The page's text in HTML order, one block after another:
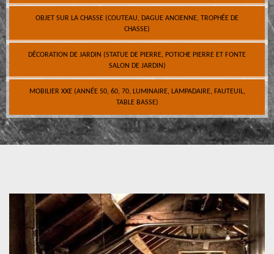
OBJET SUR LA CHASSE (COUTEAU, DAGUE ANCIENNE, TROPHÉE DE
CHASSE)
DÉCORATION DE JARDIN (STATUE DE PIERRE, POTICHE PIERRE ET FONTE
SALON DE JARDIN)
MOBILIER XXE (ANNÉE 50, 60, 70, LUMINAIRE, LAMPADAIRE, FAUTEUIL,
TABLE BASSE)